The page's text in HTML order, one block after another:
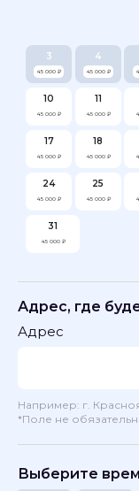
3
45 000 ₽
4
45 000 ₽
10
45 000 ₽
11
45 000 ₽
17
45 000 ₽
18
45 000 ₽
24
45 000 ₽
25
45 000 ₽
31
45 000 ₽
Адрес, где
Адрес
Например: г.
*Поле не
Выберите